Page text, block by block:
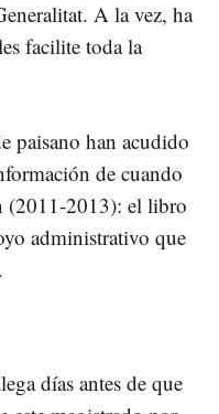
A la vez, ha
facilite toda la
paisano han acudido
de cuando
(2011-2013): el libro
administrativo que
días antes de que